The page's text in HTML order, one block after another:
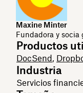
Maxine Minter
Fundadora y socia
Productos
DocSend,
Industria
Servicios